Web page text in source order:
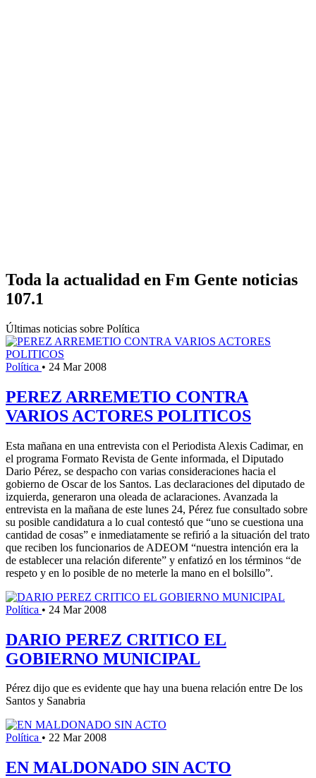
Toda la actualidad en Fm Gente noticias
107.1
Últimas noticias sobre Política
Política • 24 Mar 2008
PEREZ ARREMETIO CONTRA
VARIOS ACTORES POLITICOS
Esta mañana en una entrevista con el Periodista Alexis Cadimar, en
el programa Formato Revista de Gente informada, el Diputado
Dario Pérez, se despacho con varias consideraciones hacia el
gobierno de Oscar de los Santos. Las declaraciones del diputado de
izquierda, generaron una oleada de aclaraciones. Avanzada la
entrevista en la mañana de este lunes 24, Pérez fue consultado sobre
su posible candidatura a lo cual contestó que “uno se cuestiona una
cantidad de cosas” e inmediatamente se refirió a la situación del trato
que reciben los funcionarios de ADEOM “nuestra intención era la
de establecer una relación diferente” y enfatizó en los términos “de
respeto y en lo posible de no meterle la mano en el bolsillo”.
Política • 24 Mar 2008
DARIO PEREZ CRITICO EL
GOBIERNO MUNICIPAL
Pérez dijo que es evidente que hay una buena relación entre De los
Santos y Sanabria
Política • 22 Mar 2008
EN MALDONADO SIN ACTO